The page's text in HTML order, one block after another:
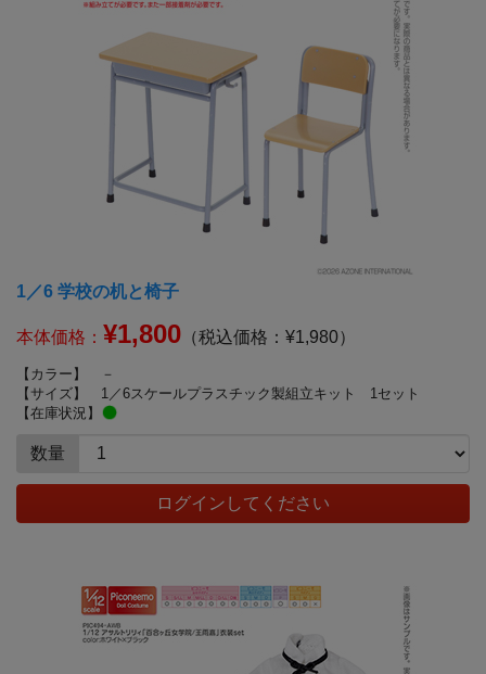
1／6 学校の机と椅子
本体価格： ¥1,800 （税込価格：¥1,980）
【カラー】
－
【サイズ】
1／6スケールプラスチック製組立キット 1セット
【在庫状況】
数量
ログインしてください